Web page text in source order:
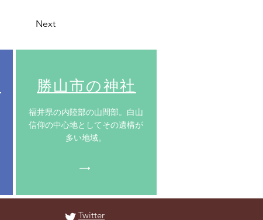
Next
​勝山市の神社
​福井県の内陸部の山間部。白山
信仰の中心地としてその遺構が
多い地域。
Twitter